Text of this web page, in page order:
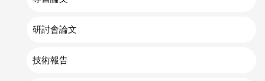
研討會論文
技術報告